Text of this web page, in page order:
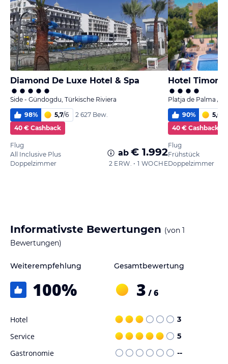
Diamond De Luxe Hotel & Spa
Side - Gündogdu, Türkische Riviera
98% 5,7/6
2 627 Bew.
40 € Cashback
Flug
All Inclusive Plus
Doppelzimmer
ab € 1.992
2 ERW. • 1 WOCHE
Hotel Timor
Platja de Palma /
90% 5,0
40 € Cashback
Flug
Frühstück
Doppelzimmer
Informativste Bewertungen (von 1
Bewertungen)
Weiterempfehlung
100%
Gesamtbewertung
3 / 6
Hotel 3
Service 5
Gastronomie --